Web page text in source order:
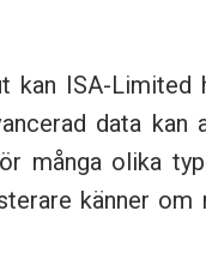
ISA-Limited
data
många olika
känner om